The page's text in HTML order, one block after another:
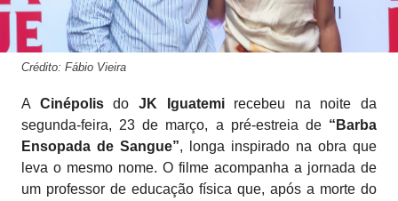
Crédito: Fábio Vieira
A Cinépolisdo JK Iguatemirecebeu na noite da
segunda-feira, 23 de março, a pré-estreia de “Barba
Ensopada de Sangue”, longa inspirado na obra que
leva o mesmo nome. O filme acompanha a jornada de
um professor de educação física que, após a morte do